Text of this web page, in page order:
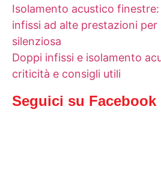
Isolamento acustico
infissi ad alte prestazioni per
silenziosa
Doppi infissi e isolamento
criticità e consigli utili
Seguici su Facebook